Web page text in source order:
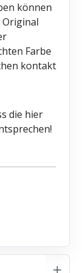
können
Farbe
kontakt
die hier